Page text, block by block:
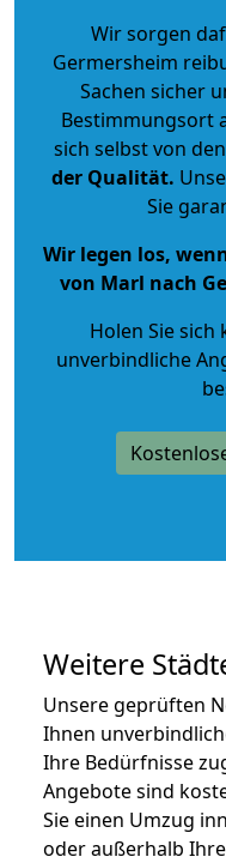
Wir sorgen
Germersheim
Sachen sicher
Bestimmungsort
sich selbst von den
der Qualität.
Sie
Wir legen los,
von Marl nach
Holen Sie
unverbindliche
Weitere
Unsere geprüften
Ihnen
Ihre Bedürfnisse
Angebote sind
Sie einen Umzug
oder außerhalb